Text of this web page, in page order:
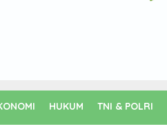
HUKUM TNI & POLRI